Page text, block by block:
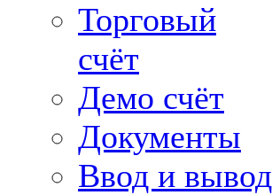
Торговый
счёт
Демо счёт
Документы
Ввод и вывод